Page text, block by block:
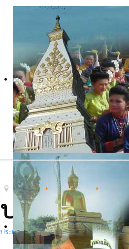
หน้าแรก รำศรีโคตรบูร ประเ
ประเพณีแล
ประเพณีและวัฒนธรรม 11 March 2010